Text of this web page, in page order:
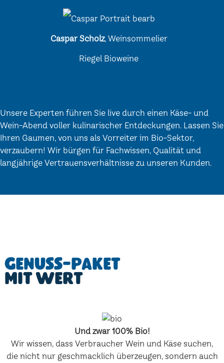
Caspar Scholz, Weinsommelier
Riegel Bioweine
Unsere Experten führen Sie live durch einen Käse- und
Wein-Abend voller kulinarischer Entdeckungen. Lassen Sie
Ihren Gaumen, von uns als Vorreiter im Bio-Sektor,
verzaubern! Wir bürgen für Fachwissen, Qualität und
langjährige Vertrauensverhältnisse zu unseren Kunden.
Genuss-Paket
mit Wert
Und zwar 100% Bio!
Wir wissen, dass Verbraucher Wein und Käse suchen,
die nicht nur geschmacklich überzeugen, sondern auch